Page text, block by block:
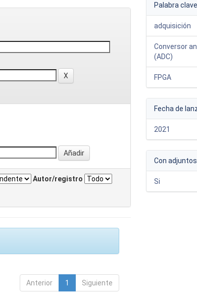
Autor/registro
Anterior 1 Siguiente
Palabra clave
adquisición
Conversor
(ADC)
FPGA
Fecha de
2021
Con adjuntos
Si